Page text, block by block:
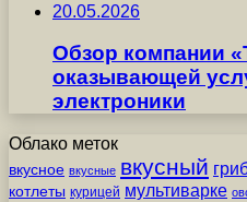
20.05.2026
Обзор компании
оказывающей
электроники
Облако меток
вкусное вкусные вкусный
котлеты курицей мультиварке